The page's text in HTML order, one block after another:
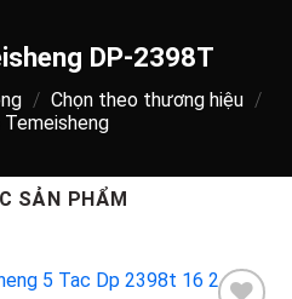
DP-2398T
/ Chọn theo thương hiệu /
Temeisheng
SẢN PHẨM